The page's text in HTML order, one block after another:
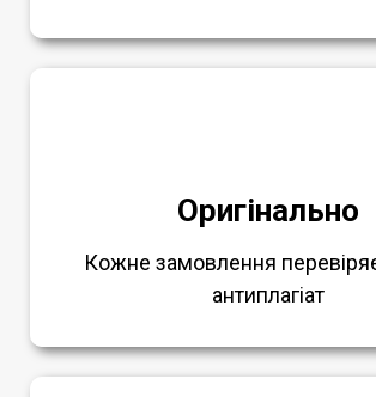
Оригінально
Кожне замовлення
антиплагіат